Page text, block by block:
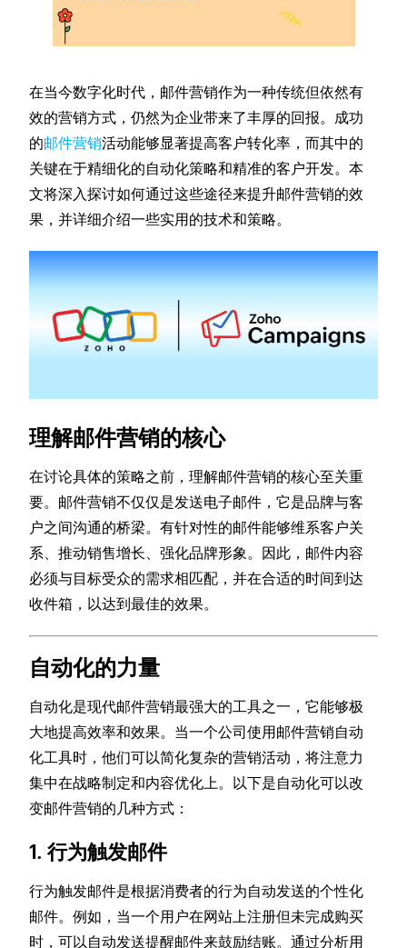
在当今数字化时代，邮件营销作为一种传统但依然有
效的营销方式，仍然为企业带来了丰厚的回报。成功
的邮件营销活动能够显著提高客户转化率，而其中的
关键在于精细化的自动化策略和精准的客户开发。本
文将深入探讨如何通过这些途径来提升邮件营销的效
果，并详细介绍一些实用的技术和策略。
理解邮件营销的核心
在讨论具体的策略之前，理解邮件营销的核心至关重
要。邮件营销不仅仅是发送电子邮件，它是品牌与客
户之间沟通的桥梁。有针对性的邮件能够维系客户关
系、推动销售增长、强化品牌形象。因此，邮件内容
必须与目标受众的需求相匹配，并在合适的时间到达
收件箱，以达到最佳的效果。
自动化的力量
自动化是现代邮件营销最强大的工具之一，它能够极
大地提高效率和效果。当一个公司使用邮件营销自动
化工具时，他们可以简化复杂的营销活动，将注意力
集中在战略制定和内容优化上。以下是自动化可以改
变邮件营销的几种方式：
1. 行为触发邮件
行为触发邮件是根据消费者的行为自动发送的个性化
邮件。例如，当一个用户在网站上注册但未完成购买
时，可以自动发送提醒邮件来鼓励结账。通过分析用